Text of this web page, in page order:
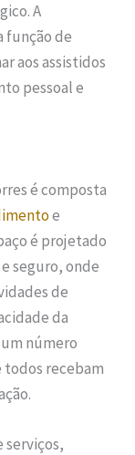
A
função de
aos assistidos
pessoal e
é composta
e
é projetado
seguro, onde
de
da
número
todos recebam
serviços,